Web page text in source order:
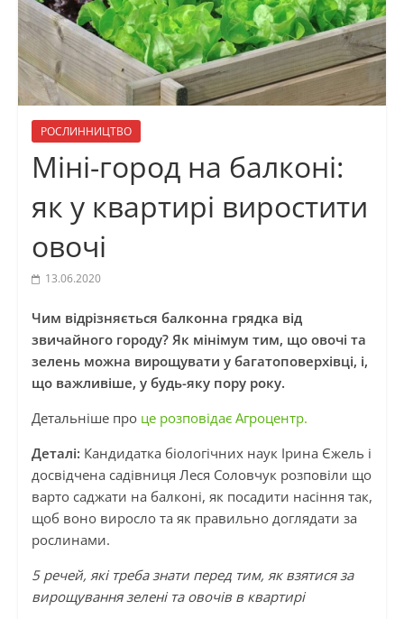
РОСЛИННИЦТВО
Міні-город на балконі:
як у квартирі виростити
овочі
13.06.2020
Чим відрізняється балконна грядка від
звичайного городу? Як мінімум тим, що овочі та
зелень можна вирощувати у багатоповерхівці, і,
що важливіше, у будь-яку пору року.
Детальніше про це розповідає Агроцентр.
Деталі: Кандидатка біологічних наук Ірина Єжель і
досвідчена садівниця Леся Соловчук розповіли що
варто саджати на балконі, як посадити насіння так,
щоб воно виросло та як правильно доглядати за
рослинами.
5 речей, які треба знати перед тим, як взятися за
вирощування зелені та овочів в квартирі